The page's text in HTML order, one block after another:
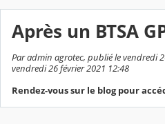
Après un BTSA
Par admin agrotec, publié le vendredi
vendredi 26 février 2021 12:48
Rendez-vous sur le blog pour